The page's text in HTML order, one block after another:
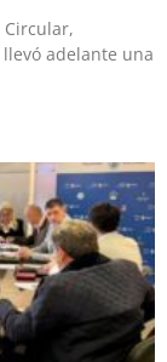
Circular,
adelante una